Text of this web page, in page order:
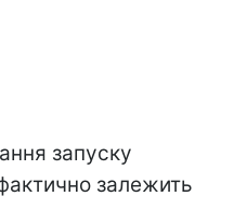
запуску
залежить